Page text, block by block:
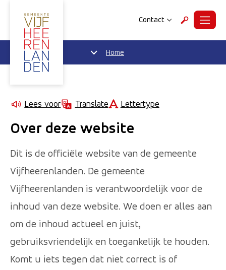
Contact ZoekenMenu
Home
Lees voor Translate Lettertype
Over deze website
Dit is de officiële website van de gemeente
Vijfheerenlanden. De gemeente
Vijfheerenlanden is verantwoordelijk voor de
inhoud van deze website. We doen er alles aan
om de inhoud actueel en juist,
gebruiksvriendelijk en toegankelijk te houden.
Komt u iets tegen dat niet correct is of